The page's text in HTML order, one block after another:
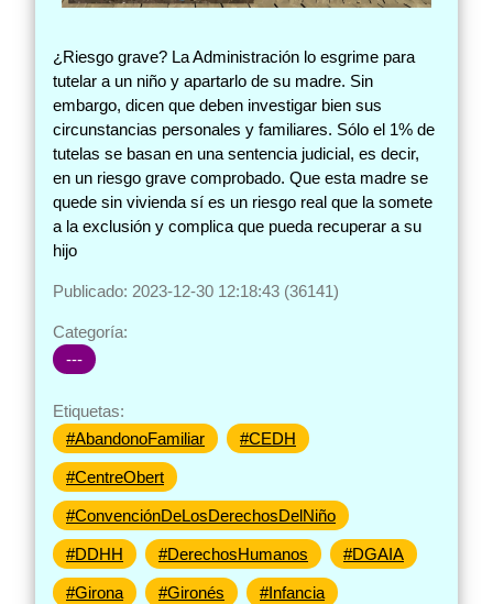
¿Riesgo grave? La Administración lo esgrime para
tutelar a un niño y apartarlo de su madre. Sin
embargo, dicen que deben investigar bien sus
circunstancias personales y familiares. Sólo el 1% de
tutelas se basan en una sentencia judicial, es decir,
en un riesgo grave comprobado. Que esta madre se
quede sin vivienda sí es un riesgo real que la somete
a la exclusión y complica que pueda recuperar a su
hijo
Publicado: 2023-12-30 12:18:43 (36141)
Categoría:
---
Etiquetas:
#AbandonoFamiliar
#CEDH
#CentreObert
#ConvenciónDeLosDerechosDelNiño
#DDHH #DerechosHumanos #DGAIA
#Girona #Gironés #Infancia